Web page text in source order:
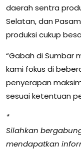
daerah sentra
Selatan, dan
produksi cukup
“Gabah di Sumbar
kami fokus di
penyerapan
sesuai ketentuan
*
Silahkan
mendapatkan